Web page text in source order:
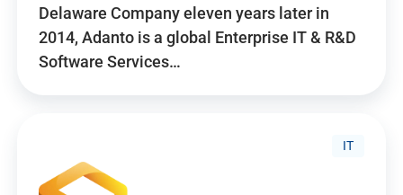
Delaware Company eleven years later in
2014, Adanto is a global Enterprise IT & R&D
Software Services…
IT